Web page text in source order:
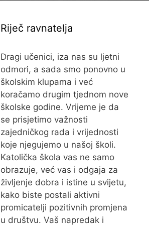
Riječ ravnatelja
Dragi učenici, iza nas su ljetni
odmori, a sada smo ponovno u
školskim klupama i već
koračamo drugim tjednom nove
školske godine. Vrijeme je da
se prisjetimo važnosti
zajedničkog rada i vrijednosti
koje njegujemo u našoj školi.
Katolička škola vas ne samo
obrazuje, već vas i odgaja za
življenje dobra i istine u svijetu,
kako biste postali aktivni
promicatelji pozitivnih promjena
u društvu. Vaš napredak i